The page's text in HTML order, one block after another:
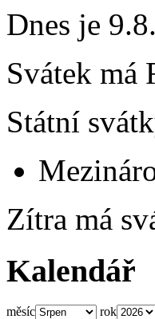
Dnes je
Svátek má
Státní
Zítra má
Kalendář
měsíc rok